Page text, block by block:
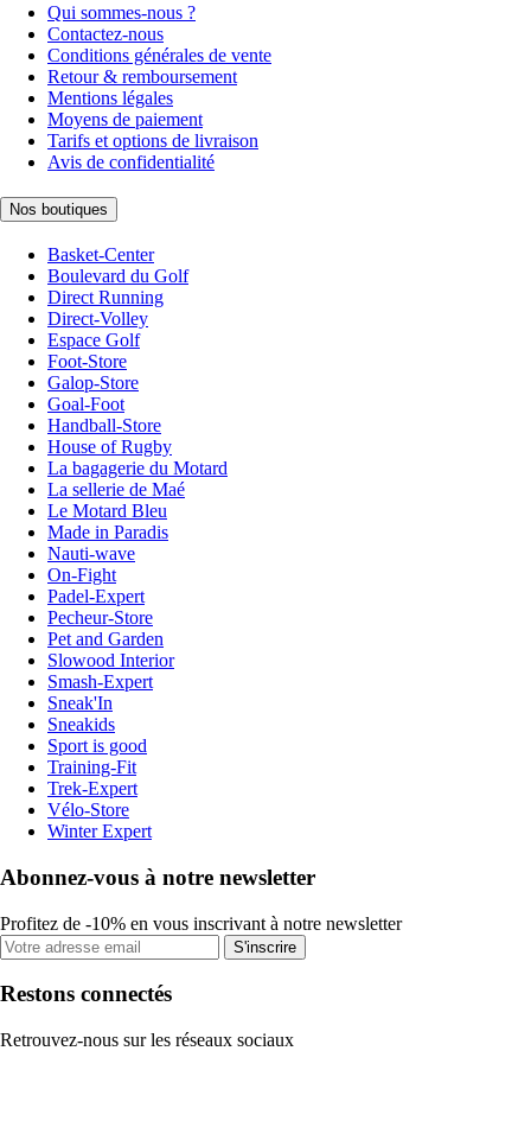
Qui sommes-nous ?
Contactez-nous
Conditions générales de vente
Retour & remboursement
Mentions légales
Moyens de paiement
Tarifs et options de livraison
Avis de confidentialité
Nos boutiques
Basket-Center
Boulevard du Golf
Direct Running
Direct-Volley
Espace Golf
Foot-Store
Galop-Store
Goal-Foot
Handball-Store
House of Rugby
La bagagerie du Motard
La sellerie de Maé
Le Motard Bleu
Made in Paradis
Nauti-wave
On-Fight
Padel-Expert
Pecheur-Store
Pet and Garden
Slowood Interior
Smash-Expert
Sneak'In
Sneakids
Sport is good
Training-Fit
Trek-Expert
Vélo-Store
Winter Expert
Abonnez-vous à notre newsletter
Profitez de -10% en vous inscrivant à notre newsletter
S'inscrire
Restons connectés
Retrouvez-nous sur les réseaux sociaux